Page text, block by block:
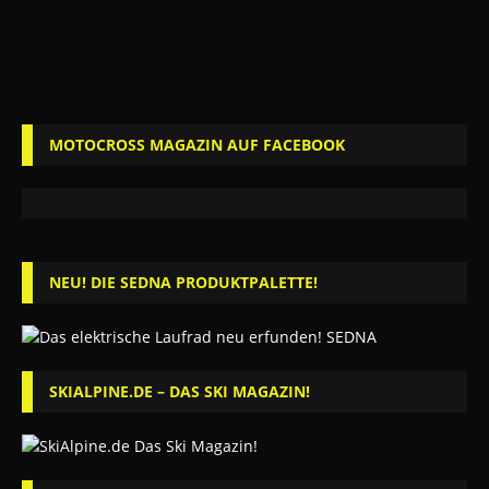
MOTOCROSS MAGAZIN AUF FACEBOOK
NEU! DIE SEDNA PRODUKTPALETTE!
SKIALPINE.DE – DAS SKI MAGAZIN!